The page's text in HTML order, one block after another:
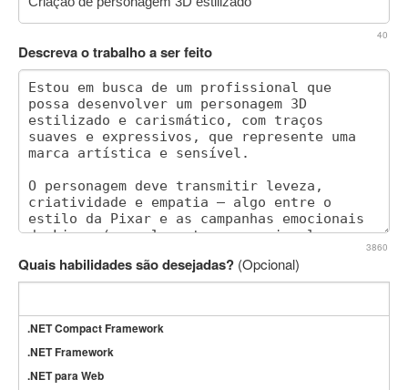
40
Descreva o trabalho a ser feito
3860
Quais habilidades são desejadas? (Opcional)
.NET Compact Framework
.NET Framework
.NET para Web